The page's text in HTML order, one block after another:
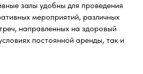
залы удобны для проведения
мероприятий, различных
направленных на здоровый
постоянной аренды, так и